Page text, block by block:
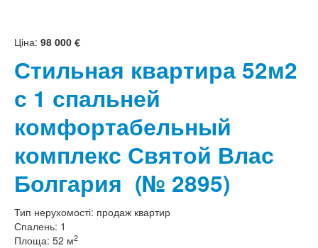
Ціна: 98 000 €
Стильная квартира 52м2
с 1 спальней
комфортабельный
комплекс Святой Влас
Болгария (№ 2895)
Тип нерухомості: продаж квартир
Спалень: 1
Площа: 52 м2